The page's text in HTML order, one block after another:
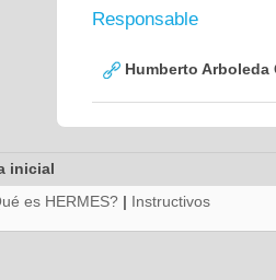
Responsable
Humberto Arboleda
inicial
es HERMES? | Instructivos